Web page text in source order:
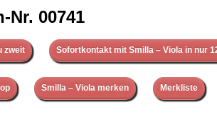
00741
zweit Sofortkontakt mit Smilla – Viola in nur
Smilla – Viola merken Merkliste